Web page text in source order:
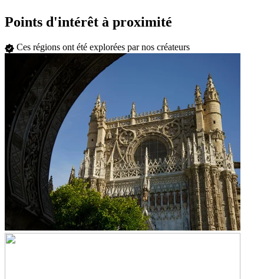
Points d'intérêt à proximité
Ces régions ont été explorées par nos créateurs